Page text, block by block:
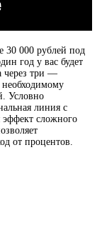
30 000 рублей под
год у вас будет
через три —
Условно
линия с
сложного
от процентов.